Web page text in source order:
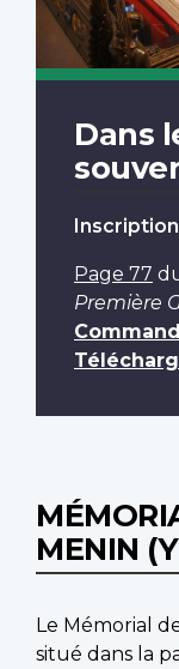
Dans
Page 77
Première
MENIN
Le Mémorial
situé dans la